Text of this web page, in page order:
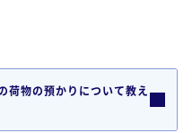
荷物の預かりについて教え